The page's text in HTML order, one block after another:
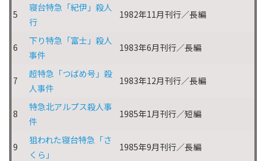
5
寝台特急「紀伊」殺人
行
1982年11月刊行／長編
6
下り特急「富士」殺人
事件
1983年6月刊行／長編
7
超特急「つばめ号」殺
人事件
1983年12月刊行／長編
8
特急北アルプス殺人事
件
1985年1月刊行／短編
9
狙われた寝台特急「さ
くら」
1985年9月刊行／長編